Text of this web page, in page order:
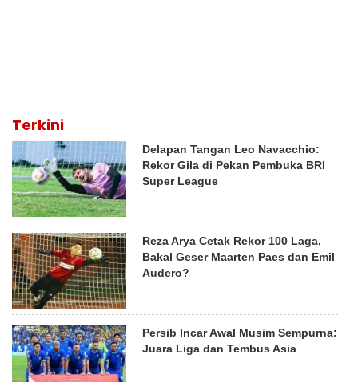
Terkini
Delapan Tangan Leo Navacchio:
Rekor Gila di Pekan Pembuka BRI
Super League
Reza Arya Cetak Rekor 100 Laga,
Bakal Geser Maarten Paes dan Emil
Audero?
Persib Incar Awal Musim Sempurna:
Juara Liga dan Tembus Asia